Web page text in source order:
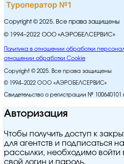
Copyright © 2025. Все права защищены
© 1994–2022 ООО «АЭРОБЕЛСЕРВИС»
Политика в отношении обработки
отношении обработки Cookie
Copyright © 2025. Все права защищены
© 1994–2022 ООО «АЭРОБЕЛСЕРВИС»
Свидетельство о регистрации № 100640101
Авторизация
Чтобы получить доступ к
для агентств и подписаться
рассылки, необходимо войти
свой логин и пароль.